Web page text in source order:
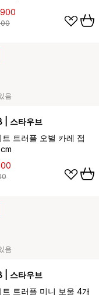
음
| 스타우브
트 트러플 오벌 카레 접
음
| 스타우브
트 트러플 미니 보울 4개